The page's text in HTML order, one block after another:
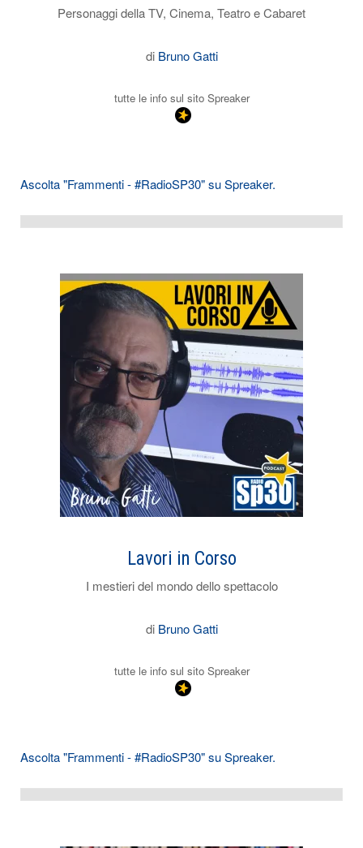
Personaggi della TV, Cinema, Teatro e Cabaret
di Bruno Gatti
tutte le info sul sito Spreaker
Ascolta "Frammenti - #RadioSP30" su Spreaker.
Lavori in Corso
I mestieri del mondo dello spettacolo
di Bruno Gatti
tutte le info sul sito Spreaker
Ascolta "Frammenti - #RadioSP30" su Spreaker.